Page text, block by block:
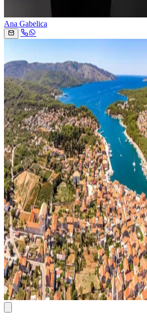
Ana Gabelica